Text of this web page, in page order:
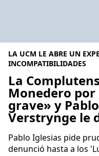
LA UCM LE ABRE UN
INCOMPATIBILIDADES
La
Monedero
grave» y
Verstrynge le
Pablo Iglesias pide
denunció hasta a los